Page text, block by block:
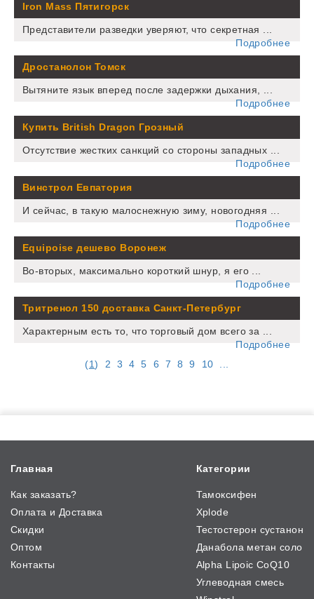
Iron Mass Пятигорск
Представители разведки уверяют, что секретная ...
Подробнее
Дростанолон Томск
Вытяните язык вперед после задержки дыхания, ...
Подробнее
Купить British Dragon Грозный
Отсутствие жестких санкций со стороны западных ...
Подробнее
Винстрол Евпатория
И сейчас, в такую малоснежную зиму, новогодняя ...
Подробнее
Equipoise дешево Воронеж
Во-вторых, максимально короткий шнур, я его ...
Подробнее
Тритренол 150 доставка Санкт-Петербург
Характерным есть то, что торговый дом всего за ...
Подробнее
(1) 2 3 4 5 6 7 8 9 10 ...
Главная
Как заказать?
Оплата и Доставка
Скидки
Оптом
Контакты
Категории
Тамоксифен
Xplode
Тестостерон сустанон
Данабола метан соло
Alpha Lipoic CoQ10
Углеводная смесь